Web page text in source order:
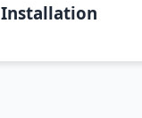
Installation